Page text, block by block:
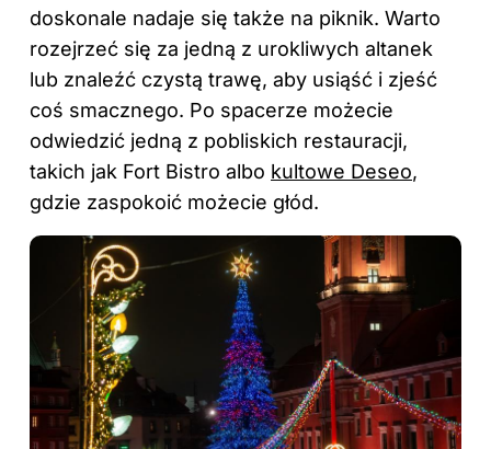
doskonale nadaje się także na piknik. Warto
rozejrzeć się za jedną z urokliwych altanek
lub znaleźć czystą trawę, aby usiąść i zjeść
coś smacznego. Po spacerze możecie
odwiedzić jedną z pobliskich restauracji,
takich jak Fort Bistro albo kultowe Deseo,
gdzie zaspokoić możecie głód.